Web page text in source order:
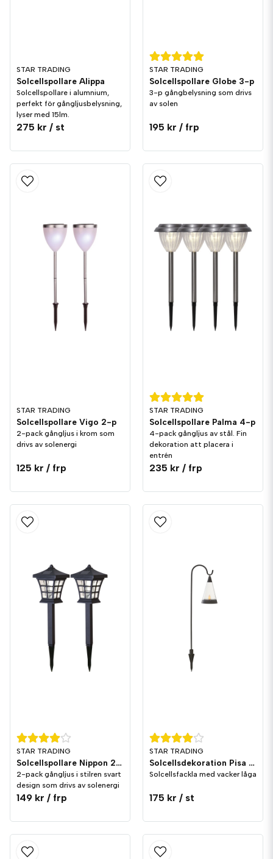
STAR TRADING
Solcellspollare Alippa
Solcellspollare i alumnium,
perfekt för gångljusbelysning,
lyser med 15lm.
275 kr / st
STAR TRADING
Solcellspollare Globe 3-p
3-p gångbelysning som drivs
av solen
195 kr / frp
STAR TRADING
Solcellspollare Vigo 2-p
2-pack gångljus i krom som
drivs av solenergi
125 kr / frp
STAR TRADING
Solcellspollare Palma 4-p
4-pack gångljus av stål. Fin
dekoration att placera i
entrén
235 kr / frp
STAR TRADING
Solcellspollare Nippon 2-p
2-pack gångljus i stilren svart
design som drivs av solenergi
149 kr / frp
STAR TRADING
Solcellsdekoration Pisa 3 i 1
Solcellsfackla med vacker låga
175 kr / st